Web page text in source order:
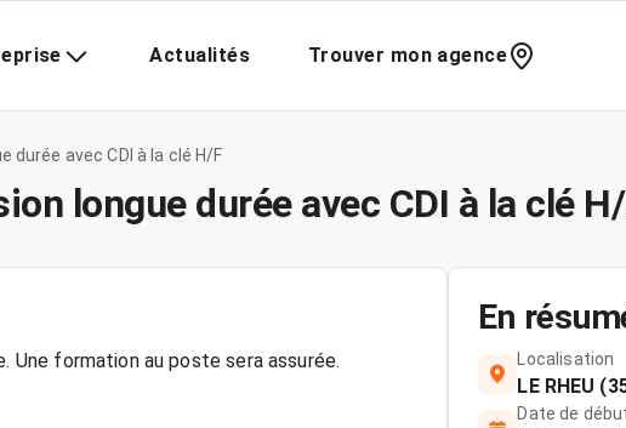
Actualités Trouver mon agence
durée avec CDI à la clé H/F
longue durée avec CDI à la clé
Une formation au poste sera assurée.
En
Localisation
LE RHEU
Date de